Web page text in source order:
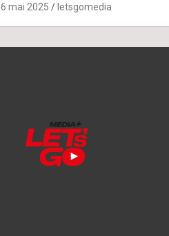
6 mai 2025 letsgomedia